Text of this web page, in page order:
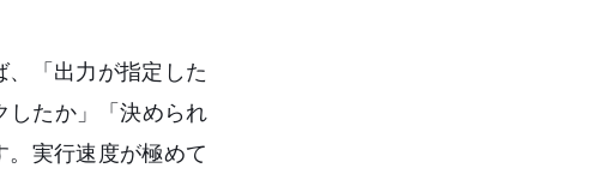
「出力が指定した
したか」「決められ
実行速度が極めて